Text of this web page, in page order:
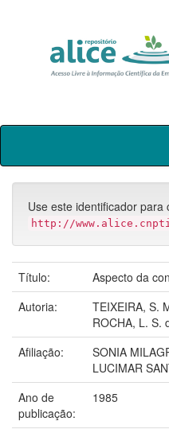
Skip
Use este identificador
http://
Título:
Aspecto da
Autoria:
TEIXEIRA, S.
ROCHA, L. S.
Afiliação:
SONIA
LUCIMAR
Ano de
publicação:
1985